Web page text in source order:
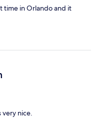
time in Orlando and it
very nice.